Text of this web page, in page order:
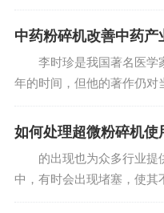
节除尘器电磁阀脉宽和间隙
力。检查关风器是否有漏风
中药粉碎机改善中药产
李时珍是我国著名医学
年的时间，但他的著作仍对
让我有兴趣聊聊中草药粉碎
我国虽然是中药传统，但是
如何处理超微粉碎机
的出现也为众多行业提
中，有时会出现堵塞，使其
有时是操作不当造成的，那